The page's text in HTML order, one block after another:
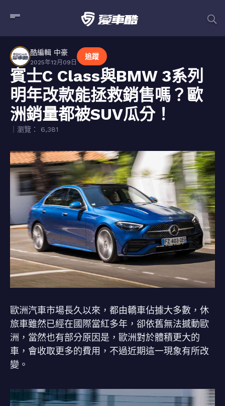
酷編輯 中豪
2025年12月09日
追蹤
賓士C Class與BMW 3系列
明年改款能拯救銷售嗎？歐
洲銷量都被SUV瓜分！
｜瀏覽： 6,381
歐洲汽車市場長久以來，都由轎車佔據大多數，休
旅車雖然已經在國際當紅多年，卻依舊無法撼動歐
洲，當然也有部分原因是，歐洲對於體積更大的
車，會收取更多的費用，不過近期這一現象有所改
變。